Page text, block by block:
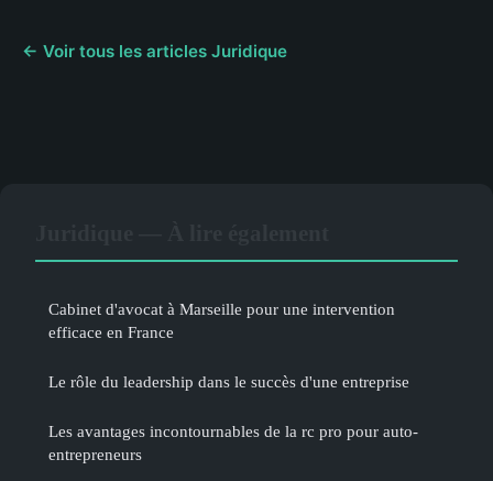
← Voir tous les articles Juridique
Cabinet d'avocat à Marseille pour une intervention
efficace en France
Le rôle du leadership dans le succès d'une entreprise
Les avantages incontournables de la rc pro pour auto-
entrepreneurs